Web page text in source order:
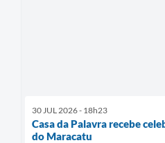
30 JUL 2026 - 18h23
Casa da Palavra recebe
do Maracatu